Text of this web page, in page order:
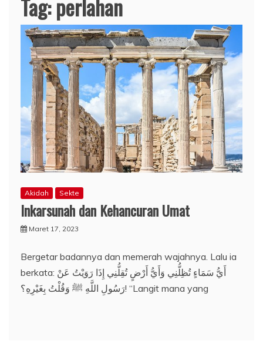
Tag:perlahan
Akidah Sekte
Inkarsunah dan Kehancuran Umat
Maret 17, 2023
Bergetar badannya dan memerah wajahnya. Lalu ia
berkata: أَيُّ سَمَاءٍ تُظِلُّنِي وَأَيُّ أَرْضٍ تُقِلُّنِي إِذَا رَوَيْتُ عَنْ
رَسُولِ اللَّهِ ﷺ وَقُلْتُ بِغَيْرِهِ؟! “Langit mana yang